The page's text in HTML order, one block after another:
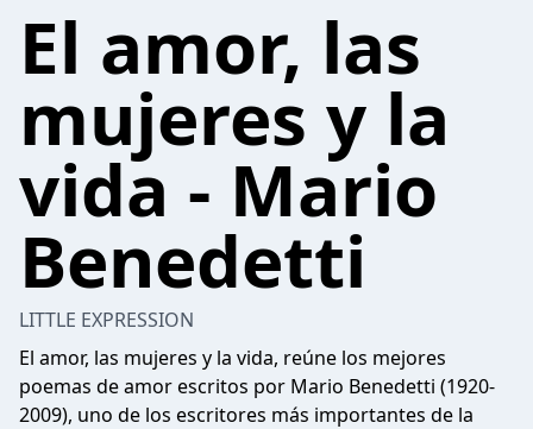
El amor, las
mujeres y la
vida - Mario
Benedetti
LITTLE EXPRESSION
El amor, las mujeres y la vida, reúne los mejores
poemas de amor escritos por Mario Benedetti (1920-
2009), uno de los escritores más importantes de la